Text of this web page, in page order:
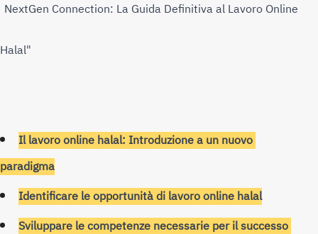
NextGen Connection: La Guida Definitiva al Lavoro Online
Halal"
Il lavoro online halal: Introduzione a un nuovo
paradigma
Identificare le opportunità di lavoro online halal
Sviluppare le competenze necessarie per il successo